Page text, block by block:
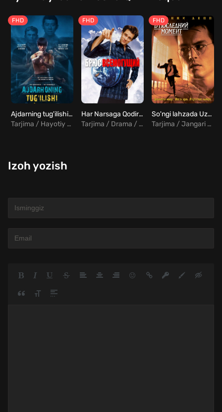
FHD
Ajdarning tug'ilishi Bryus Li Uzbek tilida
Tarjima / Hayotiy / Jangari / Drama
FHD
Har Narsaga Qodir Bryus Uzbek Tilida
Tarjima / Drama / Komediya
FHD
So'ngi lahzada Uzbek tilida
Tarjima / Jangari / Drama
Izoh yozish